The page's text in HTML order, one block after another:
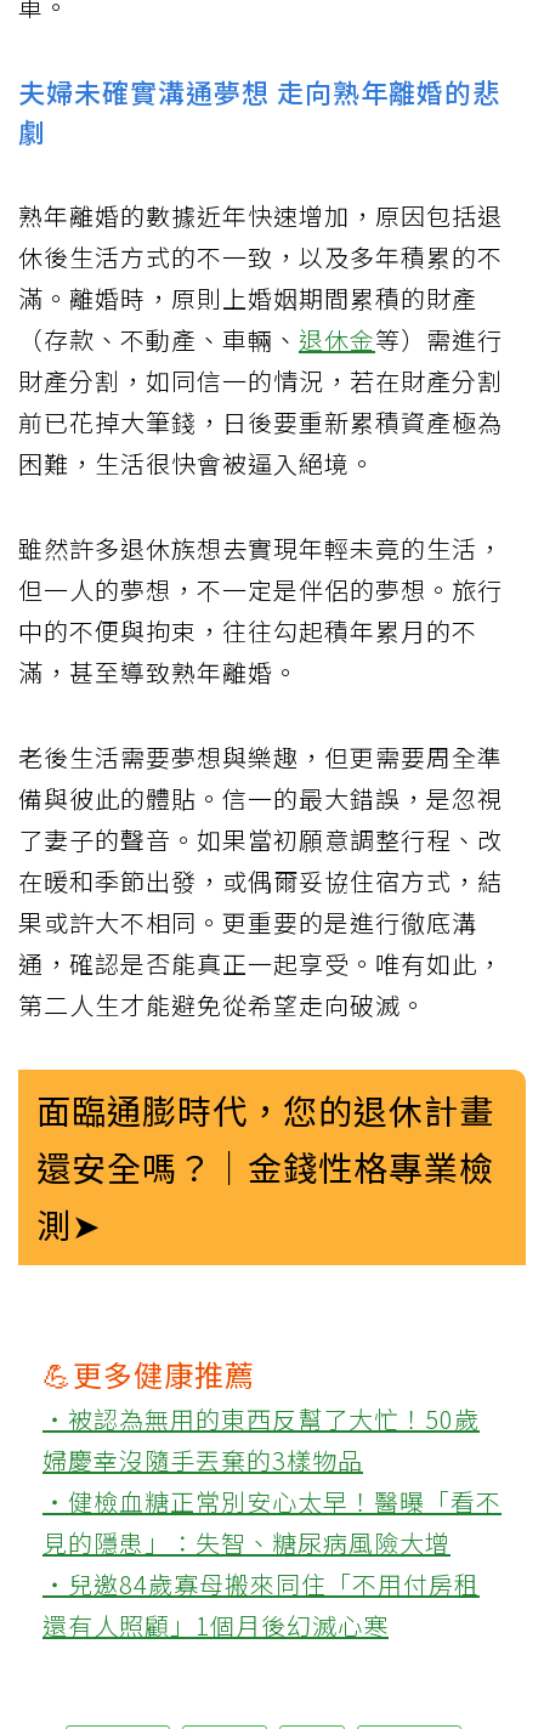
夫婦未確實溝通夢想 走向熟年離婚的悲
劇
熟年離婚的數據近年快速增加，原因包括退
休後生活方式的不一致，以及多年積累的不
滿。離婚時，原則上婚姻期間累積的財產
（存款、不動產、車輛、 退休金等）需進行
財產分割，如同信一的情況，若在財產分割
前已花掉大筆錢，日後要重新累積資產極為
困難，生活很快會被逼入絕境。
雖然許多退休族想去實現年輕未竟的生活，
但一人的夢想，不一定是伴侶的夢想。旅行
中的不便與拘束，往往勾起積年累月的不
滿，甚至導致熟年離婚。
老後生活需要夢想與樂趣，但更需要周全準
備與彼此的體貼。信一的最大錯誤，是忽視
了妻子的聲音。如果當初願意調整行程、改
在暖和季節出發，或偶爾妥協住宿方式，結
果或許大不相同。更重要的是進行徹底溝
通，確認是否能真正一起享受。唯有如此，
第二人生才能避免從希望走向破滅。
面臨通膨時代，您的退休計畫
還安全嗎？｜金錢性格專業檢
測➤
💪更多健康推薦
‧被認為無用的東西反幫了大忙！50歲
婦慶幸沒隨手丟棄的3樣物品
‧健檢血糖正常別安心太早！醫曝「看不
見的隱患」：失智、糖尿病風險大增
‧兒邀84歲寡母搬來同住「不用付房租
還有人照顧」1個月後幻滅心寒